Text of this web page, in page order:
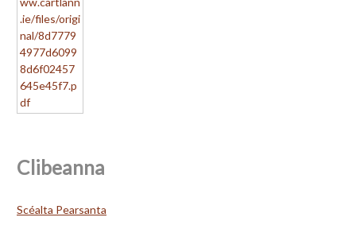
Clibeanna
Scéalta Pearsanta